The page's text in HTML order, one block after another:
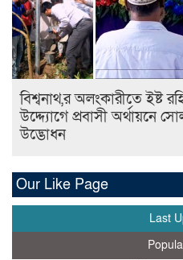
বিশ্বনাথ,র অলংকারীতে ইষ্ট
উদ্দ্যোগে প্রবাসী অর্থায়নে
উদ্ভোধন
Our Like Page
Last